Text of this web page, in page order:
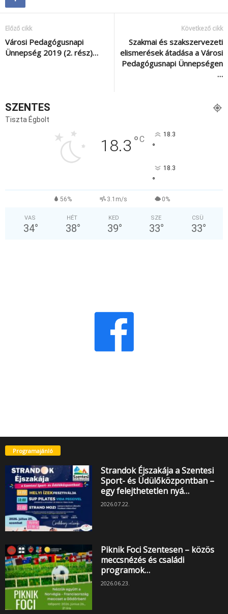
Előző cikk
Városi Pedagógusnapi
Ünnepség 2019 (2. rész)…
Következő cikk
Szakmai és szakszervezeti
elismerések átadása a Városi
Pedagógusnapi Ünnepségen
…
SZENTES
Tiszta Égbolt
18.3 °C 18.3
°
18.3
°
56% 3.1m/s 0%
VAS
34°
HÉT
38°
KED
39°
SZE
33°
CSÜ
33°
Programajánló
Strandok Éjszakája a Szentesi
Sport- és Üdülőközpontban –
egy felejthetetlen nyá…
2026.07.22.
Piknik Foci Szentesen – közös
meccsnézés és családi
programok…
2026.06.23.